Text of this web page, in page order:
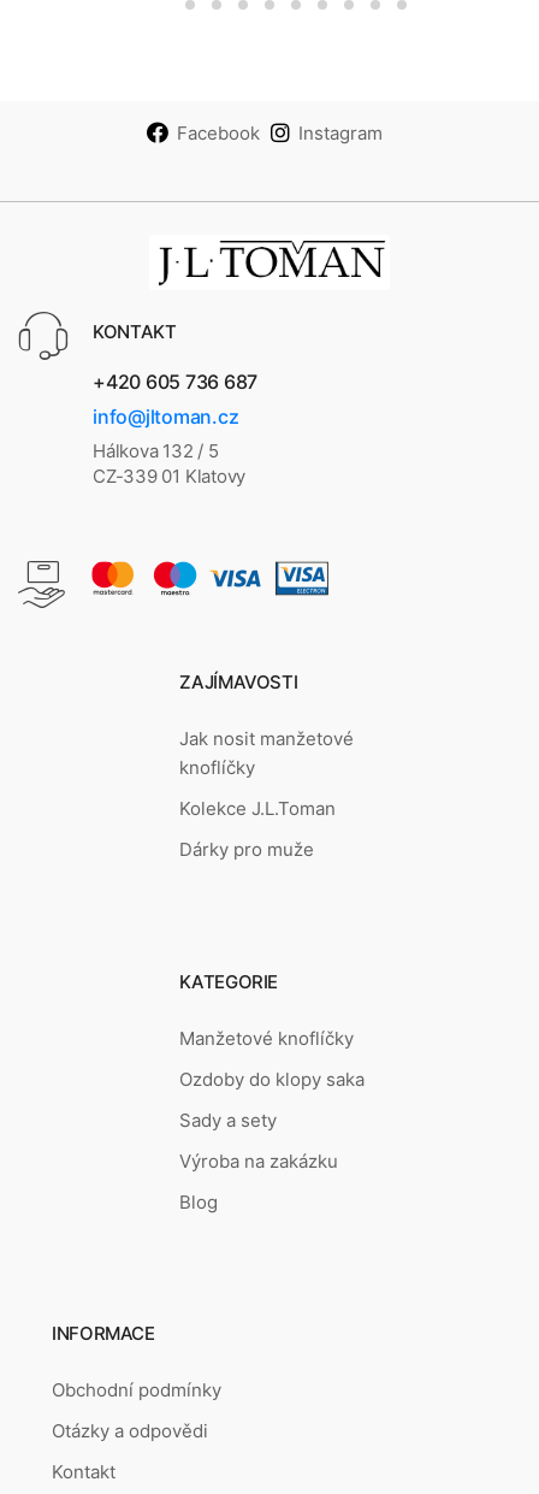
Facebook Instagram
KONTAKT
+420 605 736 687
info@jltoman.cz
Hálkova 132 / 5
CZ-339 01 Klatovy
ZAJÍMAVOSTI
Jak nosit manžetové
knoflíčky
Kolekce J.L.Toman
Dárky pro muže
KATEGORIE
Manžetové knoflíčky
Ozdoby do klopy saka
Sady a sety
Výroba na zakázku
Blog
INFORMACE
Obchodní podmínky
Otázky a odpovědi
Kontakt